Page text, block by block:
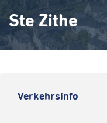
Ste Zithe
Verkehrsinfo